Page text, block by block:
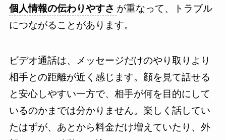
個人情報の伝わりやすさ が重なって、トラブル
につながることがあります。
ビデオ通話は、メッセージだけのやり取りより
相手との距離が近く感じます。顔を見て話せる
と安心しやすい一方で、相手が何を目的にして
いるのかまでは分かりません。楽しく話してい
たはずが、あとから料金だけ増えていたり、外